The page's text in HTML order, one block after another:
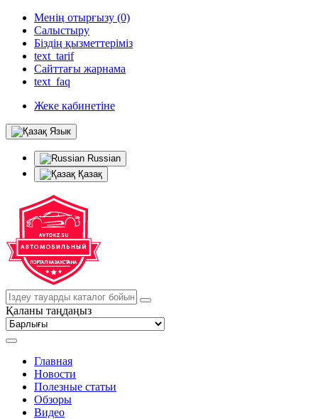
Менің отырғызу (0)
Салыстыру
Біздің қызметтеріміз
text_tarif
Сайттағы жарнама
text_faq
Жеке кабинетіне
Язык
Russian
Қазақ
Қаланы таңдаңыз
Главная
Новости
Полезные статьи
Обзоры
Видео